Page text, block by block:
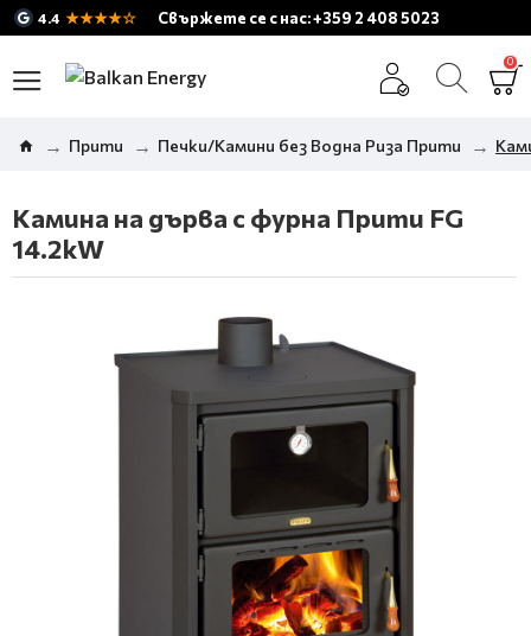
4.4 ★★★★☆ Свържете се с нас: +359 2 408 5023
0
Прити Печки/Камини без Водна Риза Прити
Камина на дърва с фурна Прити FG
14.2kW